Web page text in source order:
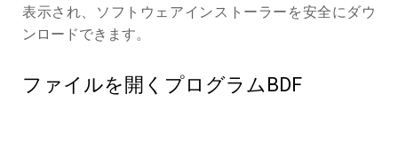
表示され、ソフトウェアインストーラーを安全にダウ
ンロードできます。
ファイルを開くプログラムBDF